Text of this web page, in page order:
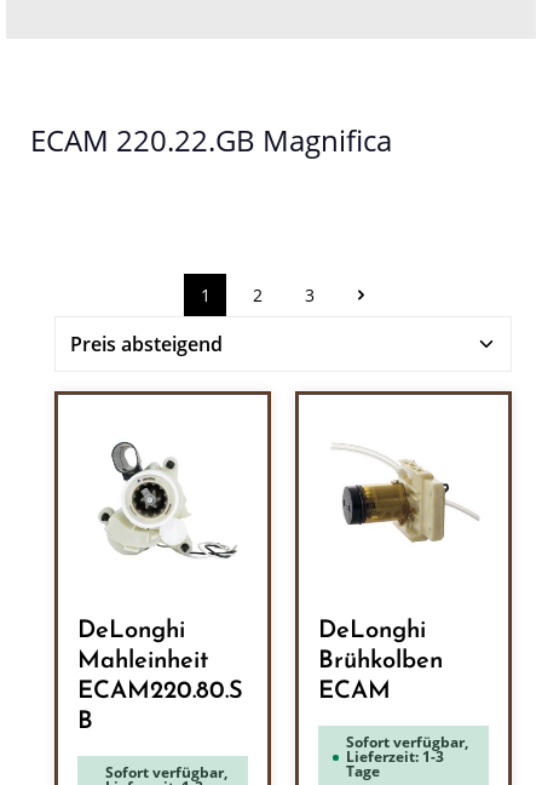
ECAM 220.22.GB Magnifica
Seite
1 Seite
2 Seite
3
DeLonghi
Mahleinheit
ECAM220.80.S
B
Sofort verfügbar,
DeLonghi
Brühkolben
ECAM
Sofort verfügbar,
Lieferzeit: 1-3
Tage